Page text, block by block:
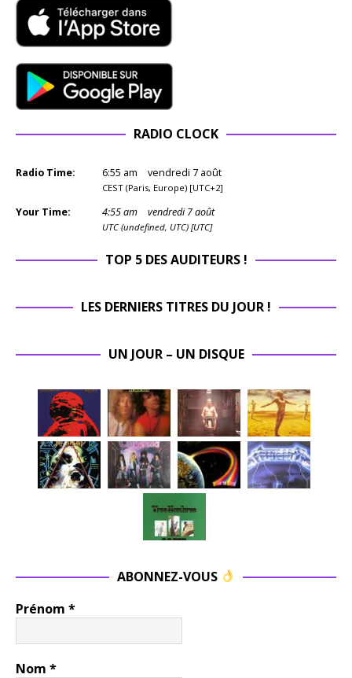
RADIO CLOCK
Radio Time: 6:55 am vendredi 7 août
CEST (Paris, Europe) [UTC+2]
Your Time: 4:55am vendredi 7 août
UTC (undefined, UTC) [UTC]
TOP 5 DES AUDITEURS !
LES DERNIERS TITRES DU JOUR !
UN JOUR – UN DISQUE
ABONNEZ-VOUS
Prénom *
Nom *